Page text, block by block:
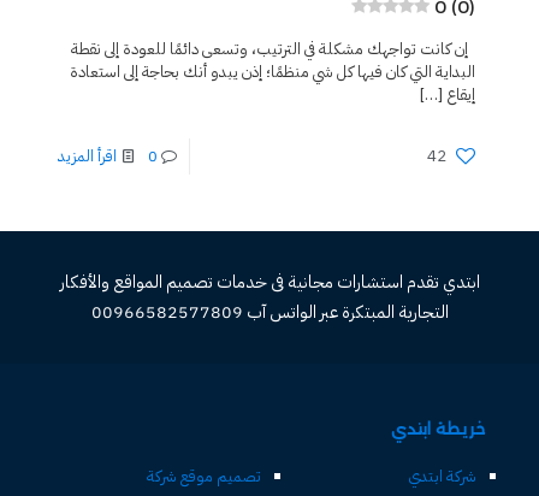
0 (0)
إن كانت تواجهك مشكلة في الترتيب، وتسعى دائمًا للعودة إلى نقطة
البداية التي كان فيها كل شي منظمًا؛ إذن يبدو أنك بحاجة إلى استعادة
إيقاع […]
42
0 اقرأ المزيد
ابتدي تقدم استشارات مجانية فى خدمات تصميم المواقع والأفكار
التجارية المبتكرة عبر الواتس آب 00966582577809
خريطة ابتدي
شركة ابتدي
تصميم موقع شركة